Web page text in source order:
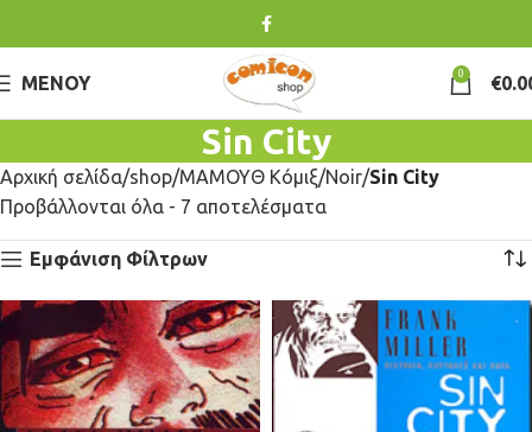
ΜΕΝΟΎ 0 €
Sin City
Αρχική σελίδα shop ΜΑΜΟΥΘ Κόμιξ Noir Sin City
Προβάλλονται όλα - 7 αποτελέσματα
Εμφάνιση Φίλτρων